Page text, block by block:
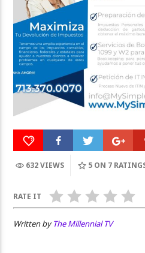
632 VIEWS 5 ON 7
RATE IT
Written byThe Millennial TV